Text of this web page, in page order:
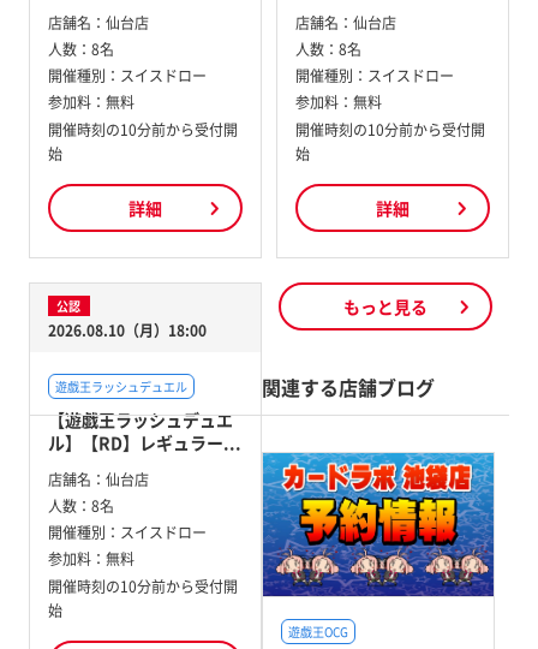
店舗名： 仙台店
人数： 8名
開催種別： スイスドロー
参加料： 無料
開催時刻の10分前から受付開
始
詳細
店舗名： 仙台店
人数： 8名
開催種別： スイスドロー
参加料： 無料
開催時刻の10分前から受付開
始
詳細
公認
2026.08.10（月）18:00
遊戯王ラッシュデュエル
【遊戯王ラッシュデュエ
ル】【RD】レギュラー...
店舗名： 仙台店
人数： 8名
開催種別： スイスドロー
参加料： 無料
開催時刻の10分前から受付開
始
もっと見る
関連する店舗ブログ
遊戯王OCG